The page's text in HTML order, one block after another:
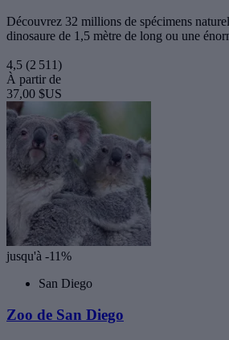
Découvrez 32 millions de spécimens
dinosaure de 1,5 mètre de long ou une
4,5 (2 511)
À partir de
37,00 $US
jusqu'à -11%
San Diego
Zoo de San Diego